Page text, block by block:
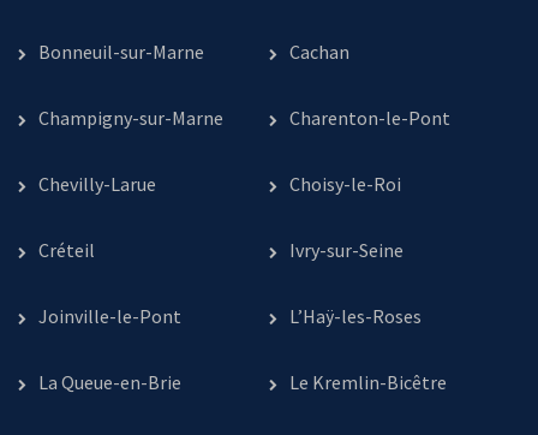
Bonneuil-sur-Marne Cachan
Champigny-sur-Marne Charenton-le-Pont
Chevilly-Larue Choisy-le-Roi
Créteil Ivry-sur-Seine
Joinville-le-Pont L’Haÿ-les-Roses
La Queue-en-Brie Le Kremlin-Bicêtre